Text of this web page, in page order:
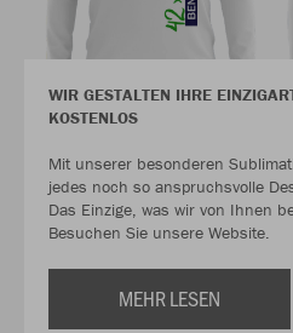
WIR GESTALTEN IHRE
KOSTENLOS
Mit unserer besonderen
jedes noch so anspruchsvolle
Das Einzige, was wir von Ihnen
Besuchen Sie unsere Website.
MEHR LESEN